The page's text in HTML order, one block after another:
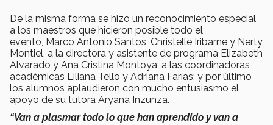
De la misma forma se hizo un reconocimiento especial
a los maestros que hicieron posible todo el
evento, Marco Antonio Santos, Christelle Iribarne y Nerty
Montiel, a la directora y asistente de programa Elizabeth
Alvarado y Ana Cristina Montoya; a las coordinadoras
académicas Liliana Tello y Adriana Farías; y por último
los alumnos aplaudieron con mucho entusiasmo el
apoyo de su tutora Aryana Inzunza.
“Van a plasmar todo lo que han aprendido y van a